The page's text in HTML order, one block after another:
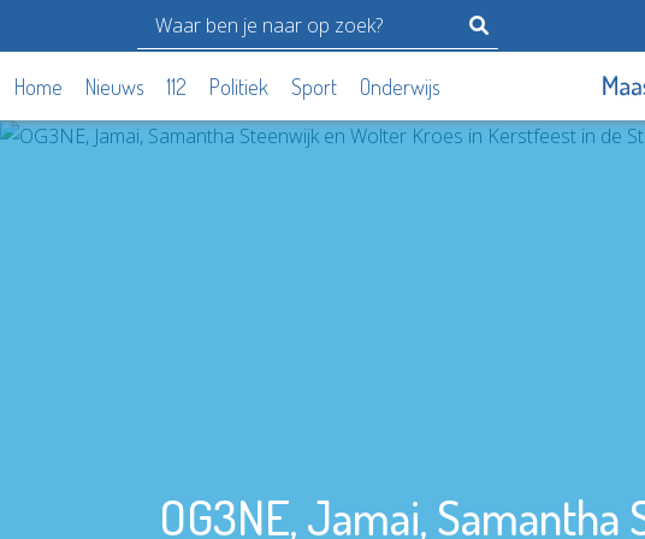
Home Nieuws 112 Politiek Sport Onderwijs
OG3NE, Jamai,